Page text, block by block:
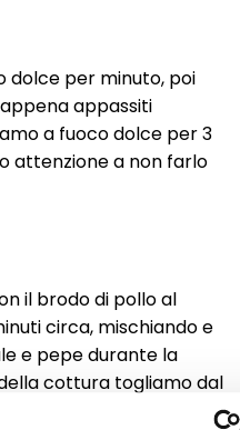
dolce per minuto, poi
appassiti
a fuoco dolce per 3
attenzione a non farlo
il brodo di pollo al
circa, mischiando e
e pepe durante la
cottura togliamo dal
grattugiato e